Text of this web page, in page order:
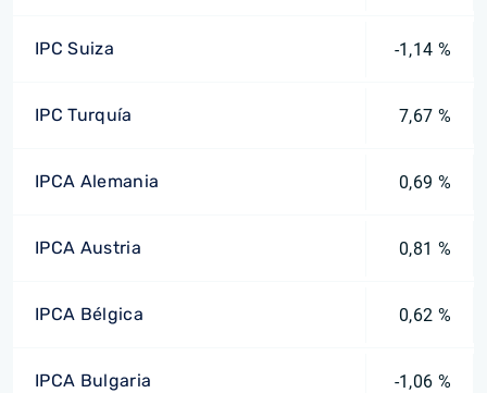
IPC Suiza -1,14 %
IPC Turquía 7,67 %
IPCA Alemania 0,69 %
IPCA Austria 0,81 %
IPCA Bélgica 0,62 %
IPCA Bulgaria -1,06 %